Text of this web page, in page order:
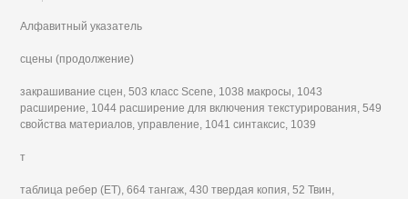
Алфавитный указатель
сцены (продолжение)
закрашивание сцен, 503 класс Scene, 1038 макросы, 1043
расширение, 1044 расширение для включения текстурирования, 549
свойства материалов, управление, 1041 синтаксис, 1039
т
таблица ребер (ET), 664 тангаж, 430 твердая копия, 52 Твин,